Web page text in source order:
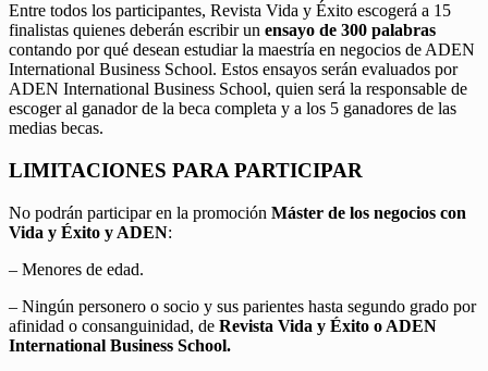
Entre todos los participantes, Revista Vida y Éxito escogerá a 15
finalistas quienes deberán escribir un ensayo de 300 palabras
contando por qué desean estudiar la maestría en negocios de ADEN
International Business School. Estos ensayos serán evaluados por
ADEN International Business School, quien será la responsable de
escoger al ganador de la beca completa y a los 5 ganadores de las
medias becas.
LIMITACIONES PARA PARTICIPAR
No podrán participar en la promoción Máster de los negocios con
Vida y Éxito y ADEN:
– Menores de edad.
– Ningún personero o socio y sus parientes hasta segundo grado por
afinidad o consanguinidad, de Revista Vida y Éxito o ADEN
International Business School.